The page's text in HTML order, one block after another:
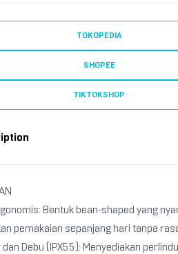
TOKOPEDIA
SHOPEE
TIKTOKSHOP
Bentuk bean-shaped yang
pemakaian sepanjang hari tanpa
Debu (IPX55): Menyediakan